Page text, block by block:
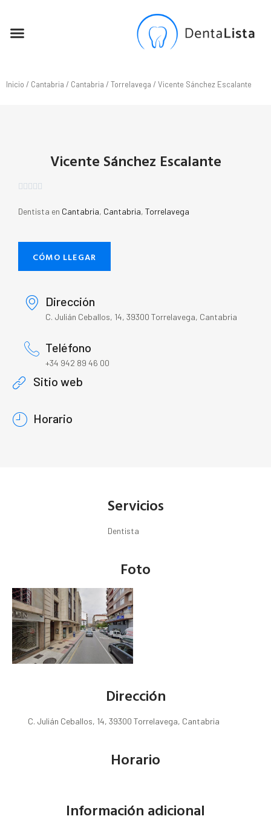
Inicio / Cantabria / Cantabria / Torrelavega / Vicente Sánchez Escalante
Vicente Sánchez Escalante
    
Dentista en Cantabria, Cantabria, Torrelavega
CÓMO LLEGAR
Dirección
C. Julián Ceballos, 14, 39300 Torrelavega, Cantabria
Teléfono
+34 942 89 46 00
Sitio web
Horario
Servicios
Dentista
Foto
Dirección
C. Julián Ceballos, 14, 39300 Torrelavega, Cantabria
Horario
Información adicional